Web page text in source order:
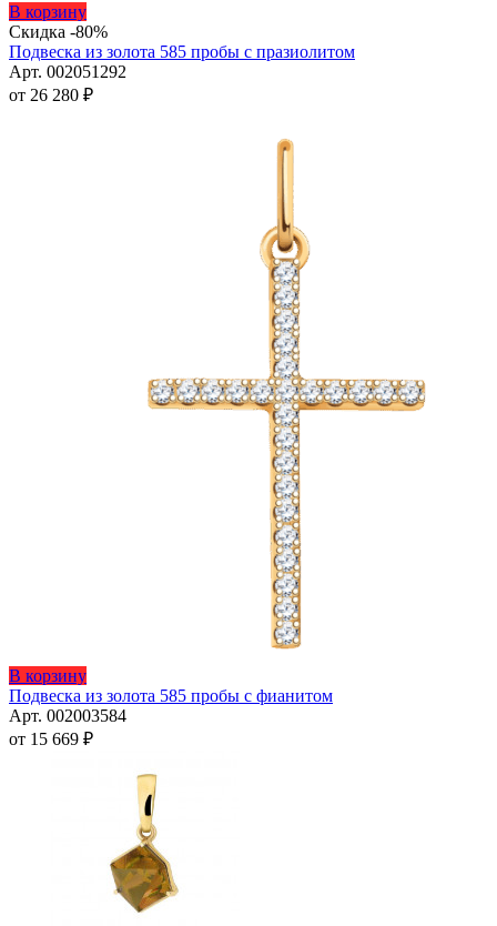
В корзинуЭтот
товар
имеет
несколько
вариаций.
Скидка -80%
Подвеска из золота 585 пробы с празиолитом
Арт. 002051292
от 26 280 ₽
В корзинуЭтот
товар
имеет
несколько
Опции
выбрать
странице
товара.
Подвеска из золота 585 пробы с фианитом
Арт. 002003584
от 15 669 ₽